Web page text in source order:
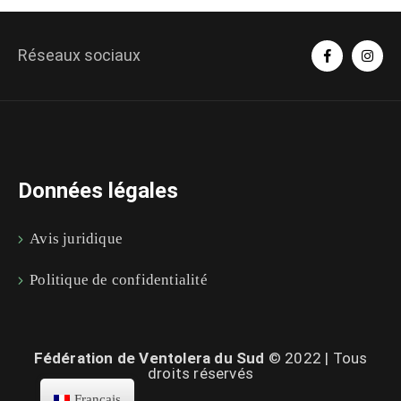
Réseaux sociaux
Données légales
Avis juridique
Politique de confidentialité
Fédération de Ventolera du Sud © 2022 | Tous
droits réservés